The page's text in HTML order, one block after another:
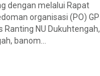
dengan melalui Rapat
organisasi (PO) GP
Ranting NU Dukuhtengah,
banom…